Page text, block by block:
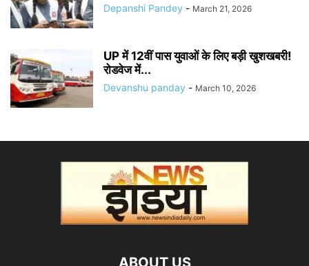
Depanshi Pandey - March 21, 2026
UP में 12वीं पास युवाओं के लिए बड़ी खुशखबरी!
रोडवेज में...
Devanshu panday - March 10, 2026
ABOUT US